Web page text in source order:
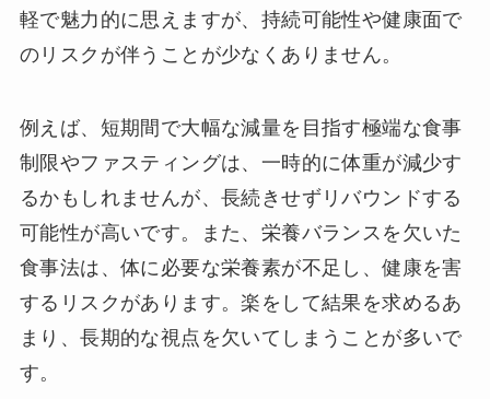
軽で魅力的に思えますが、持続可能性や健康面で
のリスクが伴うことが少なくありません。
例えば、短期間で大幅な減量を目指す極端な食事
制限やファスティングは、一時的に体重が減少す
るかもしれませんが、長続きせずリバウンドする
可能性が高いです。また、栄養バランスを欠いた
食事法は、体に必要な栄養素が不足し、健康を害
するリスクがあります。楽をして結果を求めるあ
まり、長期的な視点を欠いてしまうことが多いで
す。